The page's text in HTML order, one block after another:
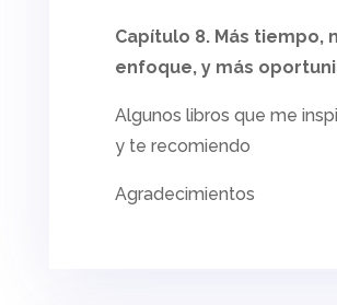
Capítulo 8. Más tiempo,
enfoque, y más
Algunos libros que me
y te recomiendo
Agradecimientos